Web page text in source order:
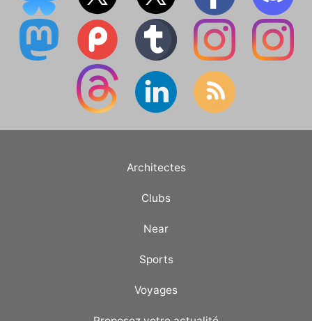
Architectes
Clubs
Near
Sports
Voyages